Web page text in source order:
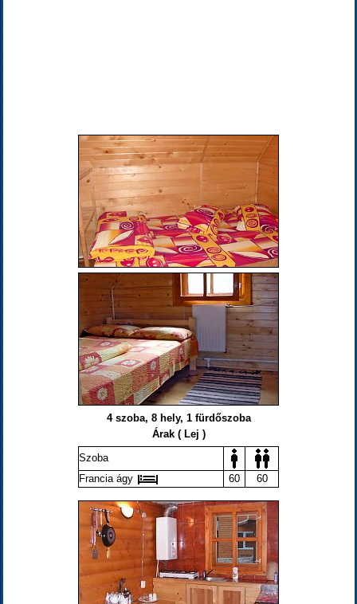
4 szoba, 8 hely, 1 fürdőszoba
Árak ( Lej )
Szoba
Francia ágy
60 60